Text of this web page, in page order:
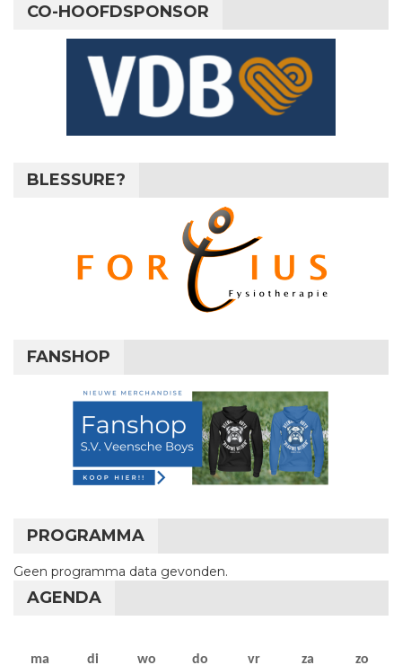
CO-HOOFDSPONSOR
BLESSURE?
FANSHOP
PROGRAMMA
Geen programma data gevonden.
AGENDA
ma maandag
di dinsdag
wo woensdag
do donderdag
vr vrijdag
za zaterdag
zo